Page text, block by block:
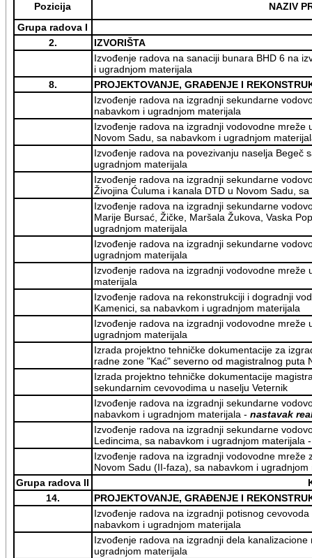
Pozicija
NAZIV
Grupa radova I
2.
IZVORIŠTA
Izvođenje radova na sanaciji bunara BHD 6 na
i ugradnjom materijala
8.
PROJEKTOVANJE, GRAĐENJE I
Izvođenje radova na izgradnji sekundarne
nabavkom i ugradnjom materijala
Izvođenje radova na izgradnji vodovodne mreže
Novom Sadu, sa nabavkom i ugradnjom
Izvođenje radova na povezivanju naselja Begeč
ugradnjom materijala
Izvođenje radova na izgradnji sekundarne
Živojina Ćuluma i kanala DTD u Novom Sadu,
Izvođenje radova na izgradnji sekundarne
Marije Bursać, Žičke, Maršala Žukova, Vaska
ugradnjom materijala
Izvođenje radova na izgradnji sekundarne
ugradnjom materijala
Izvođenje radova na izgradnji vodovodne
materijala
Izvođenje radova na rekonstrukciji i dogradnji
Kamenici, sa nabavkom i ugradnjom materijala
Izvođenje radova na izgradnji vodovodne mreže
ugradnjom materijala
Izrada projektno tehničke dokumentacije za
radne zone "Kać" severno od magistralnog puta
Izrada projektno tehničke dokumentacije
sekundarnim cevovodima u naselju Veternik
Izvođenje radova na izgradnji sekundarne
nabavkom i ugradnjom materijala - nastavak
Izvođenje radova na izgradnji sekundarne
Ledincima, sa nabavkom i ugradnjom materijala
Izvođenje radova na izgradnji vodovodne
Novom Sadu (II-faza), sa nabavkom i
Grupa radova II
14.
PROJEKTOVANJE, GRAĐENJE I
Izvođenje radova na izgradnji potisnog
nabavkom i ugradnjom materijala
Izvođenje radova na izgradnji dela
ugradnjom materijala